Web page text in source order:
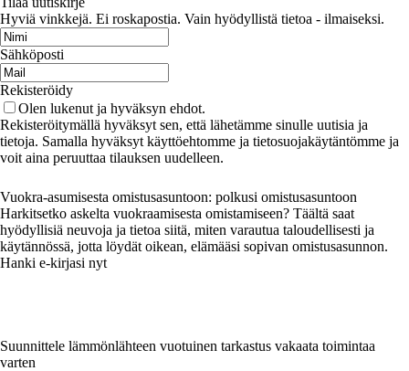
Hyviä vinkkejä. Ei roskapostia. Vain hyödyllistä tietoa - ilmaiseksi.
Sähköposti
Rekisteröidy
Olen lukenut ja hyväksyn ehdot.
Rekisteröitymällä hyväksyt sen, että lähetämme sinulle uutisia ja
tietoja. Samalla hyväksyt käyttöehtomme ja tietosuojakäytäntömme ja
voit aina peruuttaa tilauksen uudelleen.
Vuokra-asumisesta omistusasuntoon: polkusi omistusasuntoon
Harkitsetko askelta vuokraamisesta omistamiseen? Täältä saat
hyödyllisiä neuvoja ja tietoa siitä, miten varautua taloudellisesti ja
käytännössä, jotta löydät oikean, elämääsi sopivan omistusasunnon.
Hanki e-kirjasi nyt
Suunnittele lämmönlähteen vuotuinen tarkastus vakaata toimintaa
varten